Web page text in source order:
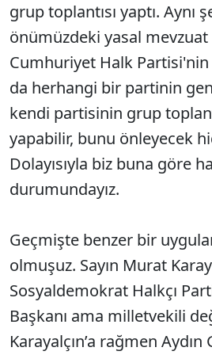
grup toplantısı yaptı. Aynı
önümüzdeki yasal mevzuat
Cumhuriyet Halk Partisi'nin
da herhangi bir partinin
kendi partisinin grup
yapabilir, bunu önleyecek
Dolayısıyla biz buna göre
durumundayız.
Geçmişte benzer bir
olmuşuz. Sayın Murat
Sosyaldemokrat Halkçı
Başkanı ama milletvekili
Karayalçın’a rağmen